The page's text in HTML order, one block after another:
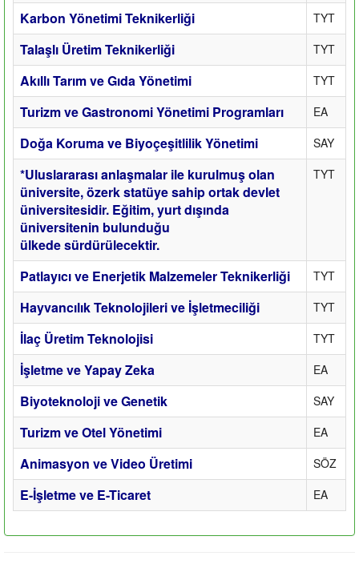
Karbon Yönetimi Teknikerliği TYT
Talaşlı Üretim Teknikerliği TYT
Akıllı Tarım ve Gıda Yönetimi TYT
Turizm ve Gastronomi Yönetimi Programları EA
Doğa Koruma ve Biyoçeşitlilik Yönetimi SAY
*Uluslararası anlaşmalar ile kurulmuş olan
üniversite, özerk statüye sahip ortak devlet
üniversitesidir. Eğitim, yurt dışında
üniversitenin bulunduğu
ülkede sürdürülecektir.
TYT
Patlayıcı ve Enerjetik Malzemeler Teknikerliği TYT
Hayvancılık Teknolojileri ve İşletmeciliği TYT
İlaç Üretim Teknolojisi TYT
İşletme ve Yapay Zeka EA
Biyoteknoloji ve Genetik SAY
Turizm ve Otel Yönetimi EA
Animasyon ve Video Üretimi SÖZ
E-İşletme ve E-Ticaret EA